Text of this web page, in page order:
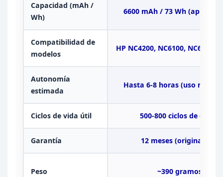
Capacidad (mAh /
Wh)
6600 mAh / 73 Wh
Compatibilidad de
modelos
HP NC4200, NC6100, NC6200,
Autonomía
estimada
Hasta 6-8 horas (uso
Ciclos de vida útil 500-800 ciclos de carga
Garantía 12 meses (original
Peso ~390 gramos